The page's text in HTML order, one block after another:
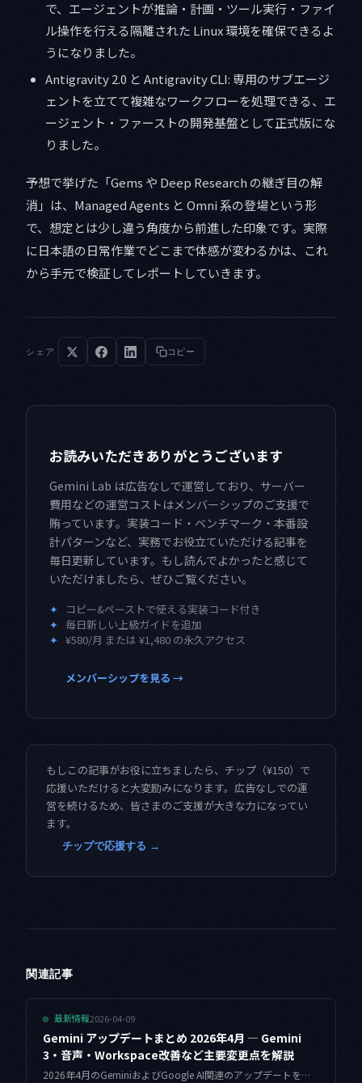
で、エージェントが推論・計画・ツール実行・ファイ
ル操作を行える隔離された Linux 環境を確保できるよ
うになりました。
Antigravity 2.0 と Antigravity CLI: 専用のサブエージ
ェントを立てて複雑なワークフローを処理できる、エ
ージェント・ファーストの開発基盤として正式版にな
りました。
予想で挙げた「Gems や Deep Research の継ぎ目の解
消」は、Managed Agents と Omni 系の登場という形
で、想定とは少し違う角度から前進した印象です。実際
に日本語の日常作業でどこまで体感が変わるかは、これ
から手元で検証してレポートしていきます。
シェア コピー
お読みいただきありがとうございます
Gemini Lab は広告なしで運営しており、サーバー
費用などの運営コストはメンバーシップのご支援で
賄っています。実装コード・ベンチマーク・本番設
計パターンなど、実務でお役立ていただける記事を
毎日更新しています。もし読んでよかったと感じて
いただけましたら、ぜひご覧ください。
✦
コピー&ペーストで使える実装コード付き
✦ 毎日新しい上級ガイドを追加
✦ ¥580/月 または ¥1,480 の永久アクセス
メンバーシップを見る →
もしこの記事がお役に立ちましたら、チップ（¥150）で
応援いただけると大変励みになります。広告なしでの運
営を続けるため、皆さまのご支援が大きな力になってい
ます。
チップで応援する →
関連記事
◎ 最新情報2026-04-09
Gemini アップデートまとめ 2026年4月 — Gemini
3・音声・Workspace改善など主要変更点を解説
2026年4月のGeminiおよびGoogle AI関連のアップデートをまとめました。Gemini 3の正式展開、音声機能の強化、Workspace連携の改善など、個人・ビジネス利用者が押さえておきたい変更点を解説します。